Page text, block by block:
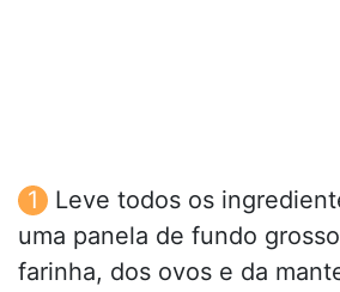
Leve todos os
uma panela de fundo
farinha, dos ovos e da